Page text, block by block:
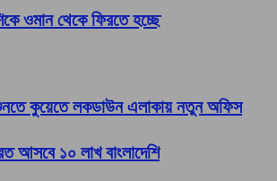
ওমান থেকে ফিরতে হচ্ছে
কুয়েতে লকডাউন এলাকায় নতুন অফিস
আসবে ১০ লাখ বাংলাদেশি